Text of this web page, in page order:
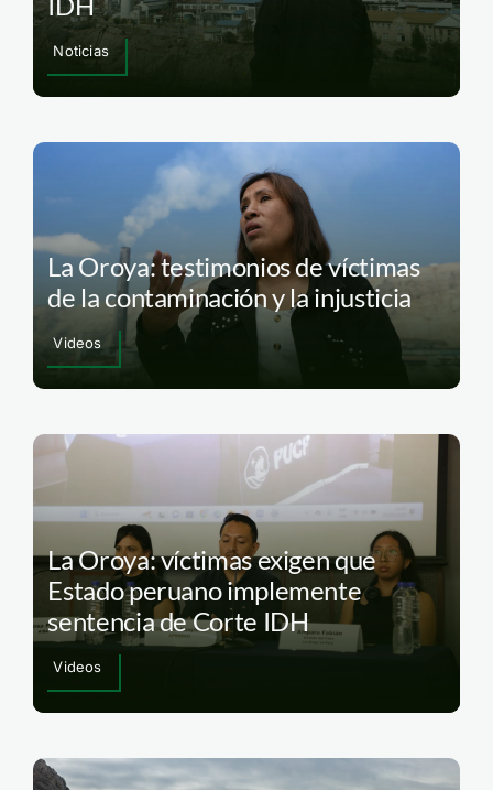
Noticias
La Oroya: testimonios de víctimas
de la contaminación y la injusticia
Videos
La Oroya: víctimas exigen que
Estado peruano implemente
sentencia de Corte IDH
Videos